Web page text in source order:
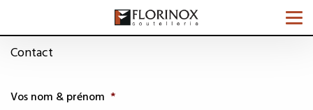
Contact
Vos nom & prénom *